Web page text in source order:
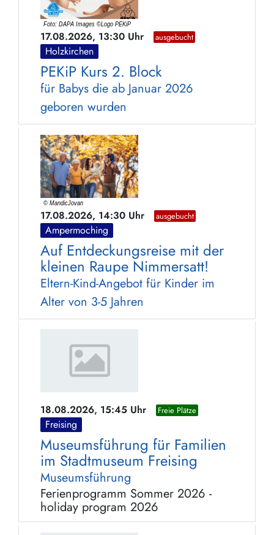
17.08.2026, 13:30 Uhr ausgebucht
Holzkirchen
PEKiP Kurs 2. Block
für Babys die ab Januar 2026
geboren wurden
17.08.2026, 14:30 Uhr ausgebucht
Ampermoching
Auf Entdeckungsreise mit der
kleinen Raupe Nimmersatt!
Eltern-Kind-Angebot für Kinder im
Alter von 3-5 Jahren
18.08.2026, 15:45 Uhr Freie Plätze
Freising
Museumsführung für Familien
im Stadtmuseum Freising
Museumsführung
Ferienprogramm Sommer 2026 -
holiday program 2026